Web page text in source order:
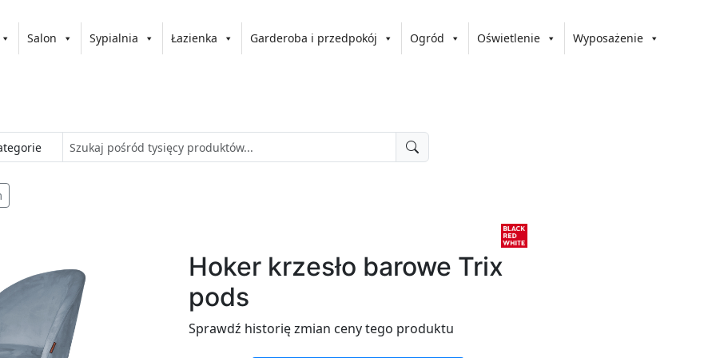
Salon Sypialnia Łazienka Garderoba i przedpokój Ogród Oświetlenie Wyposażenie
Hoker krzesło barowe Trix
pods
Sprawdź historię zmian ceny tego produktu